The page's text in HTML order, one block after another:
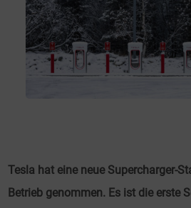
Tesla hat eine neue Supercharger-
Betrieb genommen. Es ist die erste